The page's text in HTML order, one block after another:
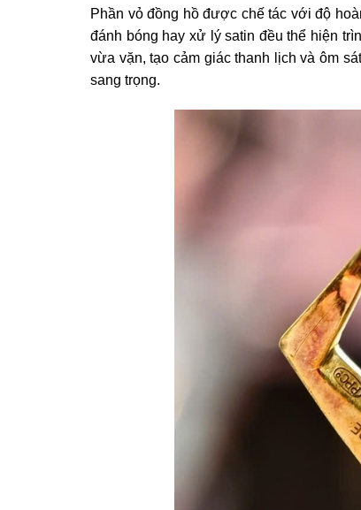
Phần vỏ đồng hồ được chế tác với độ
đánh bóng hay xử lý satin đều thể hiện
vừa vặn, tạo cảm giác thanh lịch và ôm
sang trọng.